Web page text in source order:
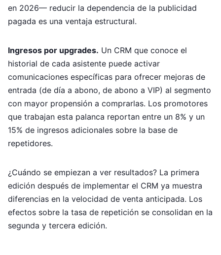
en 2026— reducir la dependencia de la publicidad
pagada es una ventaja estructural.
Ingresos por upgrades. Un CRM que conoce el
historial de cada asistente puede activar
comunicaciones específicas para ofrecer mejoras de
entrada (de día a abono, de abono a VIP) al segmento
con mayor propensión a comprarlas. Los promotores
que trabajan esta palanca reportan entre un 8% y un
15% de ingresos adicionales sobre la base de
repetidores.
¿Cuándo se empiezan a ver resultados? La primera
edición después de implementar el CRM ya muestra
diferencias en la velocidad de venta anticipada. Los
efectos sobre la tasa de repetición se consolidan en la
segunda y tercera edición.